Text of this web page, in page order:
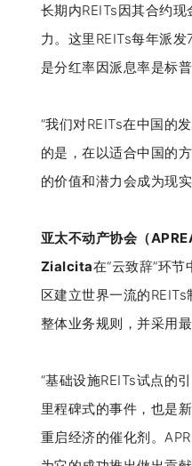
长期内REITs因其合约
力。这里REITs每年派
是分红率因派息率是标
“我们对REITs在中国的
的是，在以适合中国的
的价值和潜力会成为现
亚太不动产协会（
Zialcita在“云致辞”环
区建立世界一流的REITs
整体业务规则，并采用
“基础设施REITs试点的
里程碑式的事件，也是
重启经济的催化剂。